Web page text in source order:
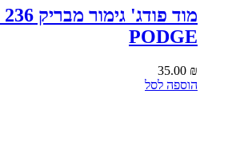
PODGE
35.00 ₪
הוספה לסל